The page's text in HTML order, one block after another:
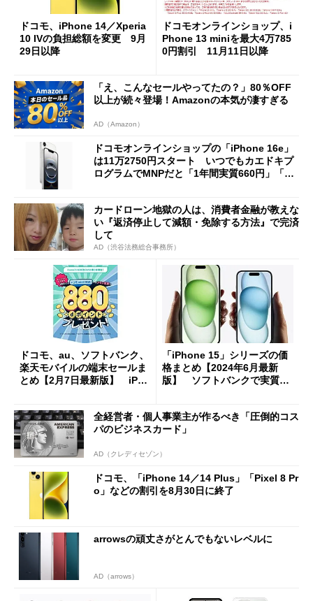
ドコモ、iPhone 14／Xperia
10 IVの負担総額を変更 9月
29日以降
ドコモオンラインショップ、i
Phone 13 miniを最大4万785
0円割引 11月11日以降
「え、こんなセールやってたの？」80％OFF
以上が続々登場！Amazonの本気が凄すぎる
AD（Amazon）
ドコモオンラインショップの「iPhone 16e」
は11万2750円スタート いつでもカエドキプ
ログラムでMNPだと「1年間実質660円」「2
カードローン地獄の人は、消費者金融が教えな
い『返済停止して減額・免除する方法』で完済
して
AD（渋谷法務総合事務所）
ドコモ、au、ソフトバンク、
楽天モバイルの端末セールま
とめ【2月7日最新版】 iPho
「iPhone 15」シリーズの価
格まとめ【2024年6月最新
版】 ソフトバンクで実質価
全経営者・個人事業主が作るべき「圧倒的コス
パのビジネスカード」
AD（クレディセゾン）
ドコモ、「iPhone 14／14 Plus」「Pixel 8 Pr
o」などの割引を8月30日に終了
arrowsの頑丈さがとんでもないレベルに
AD（arrows）